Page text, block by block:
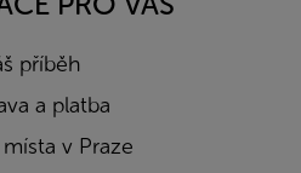
příběh
a platba
v Praze